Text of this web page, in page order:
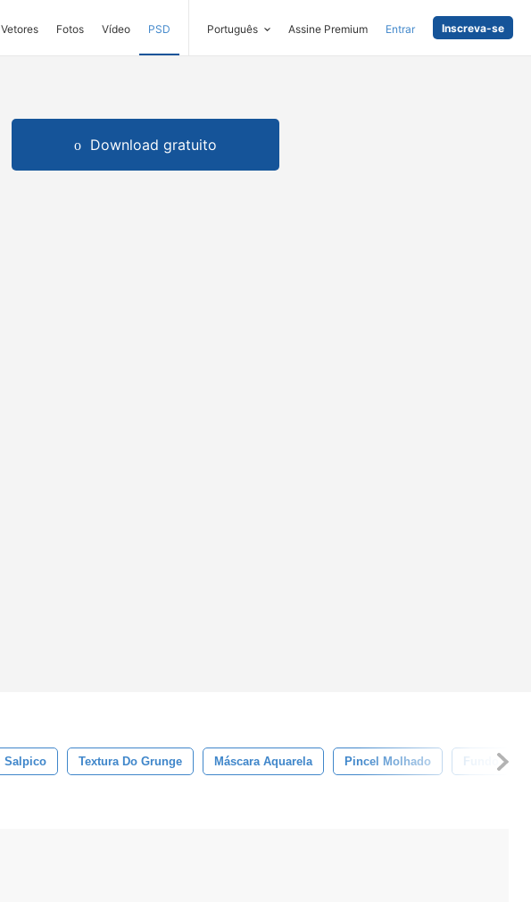
Vetores Fotos Vídeo PSD Português Assine Premium Entrar Inscreva-se
Download gratuito
Salpico Textura Do Grunge Máscara Aquarela Pincel Molhado Fundo